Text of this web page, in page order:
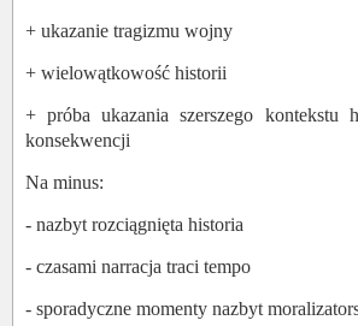
+ ukazanie tragizmu wojny
+ wielowątkowość historii
+ próba ukazania szerszego kontekstu
konsekwencji
Na minus:
- nazbyt rozciągnięta historia
- czasami narracja traci tempo
- sporadyczne momenty nazbyt